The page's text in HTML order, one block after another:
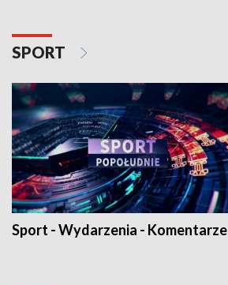
SPORT
Sport - Wydarzenia - Komentarze